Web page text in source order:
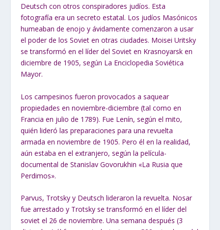
Deutsch con otros conspiradores judíos. Esta
fotografía era un secreto estatal. Los judíos Masónicos
humeaban de enojo y ávidamente comenzaron a usar
el poder de los Soviet en otras ciudades. Moisei Uritsky
se transformó en el líder del Soviet en Krasnoyarsk en
diciembre de 1905, según La Enciclopedia Soviética
Mayor.
Los campesinos fueron provocados a saquear
propiedades en noviembre-diciembre (tal como en
Francia en julio de 1789). Fue Lenín, según el mito,
quién lideró las preparaciones para una revuelta
armada en noviembre de 1905. Pero él en la realidad,
aún estaba en el extranjero, según la película-
documental de Stanislav Govorukhin «La Rusia que
Perdimos».
Parvus, Trotsky y Deutsch lideraron la revuelta. Nosar
fue arrestado y Trotsky se transformó en el líder del
soviet el 26 de noviembre. Una semana después (3